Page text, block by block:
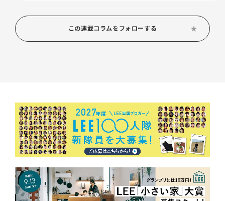
この連載コラムをフォローする